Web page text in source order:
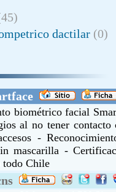
dactilar (0)
biométrico facial
al no tener
-
mascarilla -
todo Chile